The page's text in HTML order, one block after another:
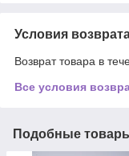
Условия
Возврат товара в
Все условия
Подобные